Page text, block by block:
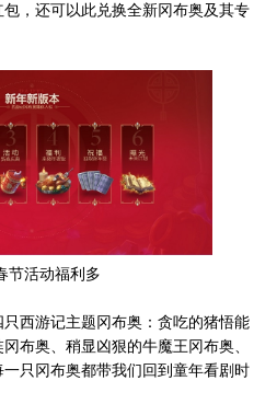
，还可以此兑换全新冈布奥及其专
节活动福利多
西游记主题冈布奥：贪吃的猪悟能
布奥、稍显凶狠的牛魔王冈布奥、
只冈布奥都带我们回到童年看剧时